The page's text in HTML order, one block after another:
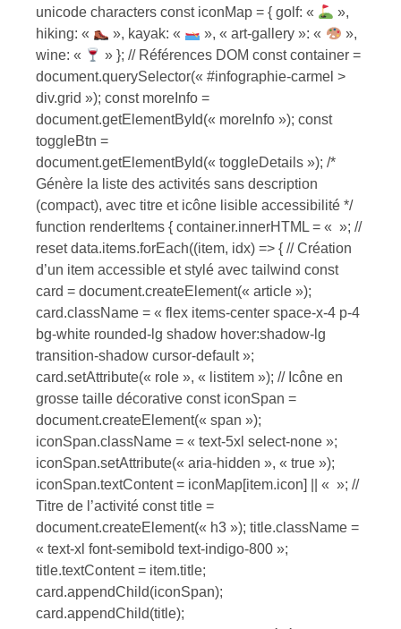
unicode characters const iconMap = { golf: «
»,
hiking: «
», kayak: « », « art-gallery »: «
»,
wine: «
» }; // Références DOM const container =
document.querySelector(« #infographie-carmel >
div.grid »); const moreInfo =
document.getElementById(« moreInfo »); const
toggleBtn =
document.getElementById(« toggleDetails »); /*
Génère la liste des activités sans description
(compact), avec titre et icône lisible accessibilité */
function renderItems { container.innerHTML = « »; //
reset data.items.forEach((item, idx) => { // Création
d’un item accessible et stylé avec tailwind const
card = document.createElement(« article »);
card.className = « flex items-center space-x-4 p-4
bg-white rounded-lg shadow hover:shadow-lg
transition-shadow cursor-default »;
card.setAttribute(« role », « listitem »); // Icône en
grosse taille décorative const iconSpan =
document.createElement(« span »);
iconSpan.className = « text-5xl select-none »;
iconSpan.setAttribute(« aria-hidden », « true »);
iconSpan.textContent = iconMap[item.icon] || « »; //
Titre de l’activité const title =
document.createElement(« h3 »); title.className =
« text-xl font-semibold text-indigo-800 »;
title.textContent = item.title;
card.appendChild(iconSpan);
card.appendChild(title);